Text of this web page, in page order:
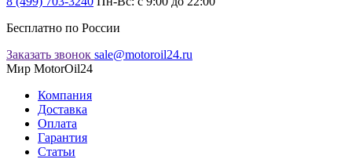
Бесплатно по России
Заказать звонок sale@motoroil24.ru
Мир MotorOil24
Компания
Доставка
Оплата
Гарантия
Статьи